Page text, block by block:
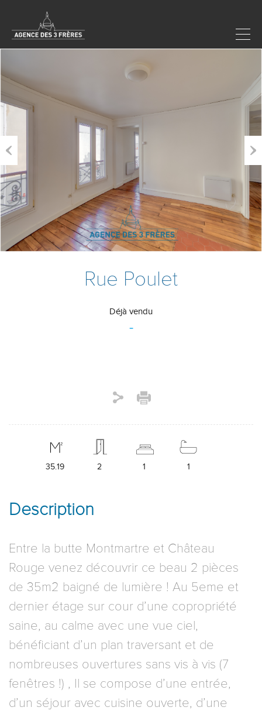
Previous
Rue Poulet
Déjà vendu
-
35.19 2 1 1
Description
Entre la butte Montmartre et Château
Rouge venez découvrir ce beau 2 pièces
de 35m2 baigné de lumière ! Au 5eme et
dernier étage sur cour d’une copropriété
saine, au calme avec une vue ciel,
bénéficiant d’un plan traversant et de
nombreuses ouvertures sans vis à vis (7
fenêtres !) , Il se compose d’une entrée,
d’un séjour avec cuisine ouverte, d’une